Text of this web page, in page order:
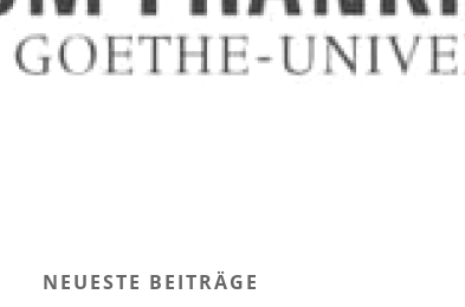
NEUESTE BEITRÄGE